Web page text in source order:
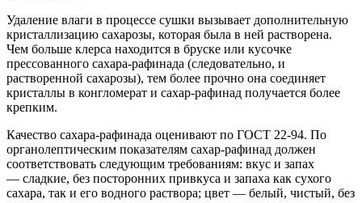
Удаление влаги в процессе сушки вызывает дополнительную
кристаллизацию сахарозы, которая была в ней растворена.
Чем больше клерса находится в бруске или кусочке
прессованного сахара-рафинада (следовательно, и
растворенной сахарозы), тем более прочно она соединяет
кристаллы в конгломерат и сахар-рафинад получается более
крепким.
Качество сахара-рафинада оценивают по ГОСТ 22-94. По
органолептическим показателям сахар-рафинад должен
соответствовать следующим требованиям: вкус и запах
— сладкие, без посторонних привкуса и запаха как сухого
сахара, так и его водного раствора; цвет — белый, чистый, без